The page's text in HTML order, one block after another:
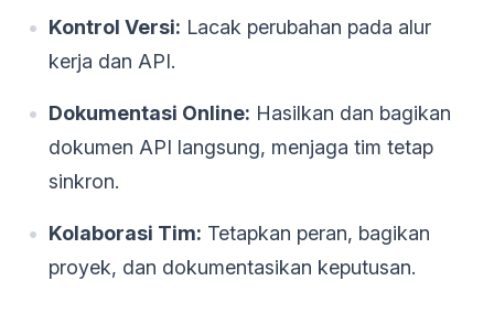
Kontrol Versi: Lacak perubahan pada alur
kerja dan API.
Dokumentasi Online: Hasilkan dan bagikan
dokumen API langsung, menjaga tim tetap
sinkron.
Kolaborasi Tim: Tetapkan peran, bagikan
proyek, dan dokumentasikan keputusan.